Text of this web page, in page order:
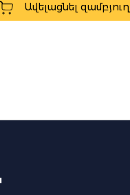
Ավելացնել զամբյուղ